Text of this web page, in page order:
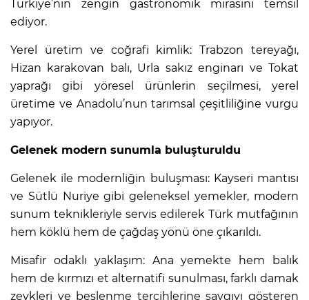
Türkiye’nin zengin gastronomik mirasını temsil
ediyor.
Yerel üretim ve coğrafi kimlik: Trabzon tereyağı,
Hizan karakovan balı, Urla sakız enginarı ve Tokat
yaprağı gibi yöresel ürünlerin seçilmesi, yerel
üretime ve Anadolu’nun tarımsal çeşitliliğine vurgu
yapıyor.
Gelenek modern sunumla buluşturuldu
Gelenek ile modernliğin buluşması: Kayseri mantısı
ve Sütlü Nuriye gibi geleneksel yemekler, modern
sunum teknikleriyle servis edilerek Türk mutfağının
hem köklü hem de çağdaş yönü öne çıkarıldı.
Misafir odaklı yaklaşım: Ana yemekte hem balık
hem de kırmızı et alternatifi sunulması, farklı damak
zevkleri ve beslenme tercihlerine saygıyı gösteren